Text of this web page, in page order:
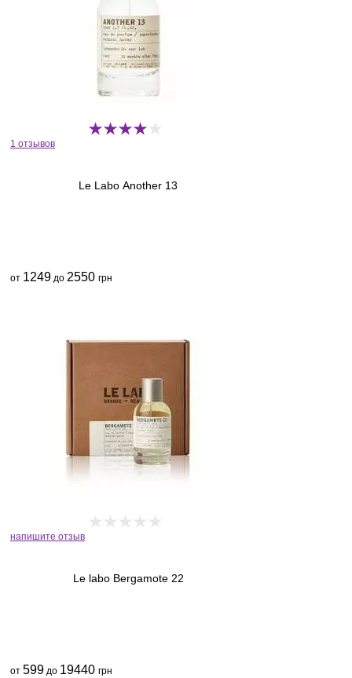
1 отзывов
Le Labo Another 13
от 1249 до 2550 грн
напишите отзыв
Le labo Bergamote 22
от 599 до 19440 грн